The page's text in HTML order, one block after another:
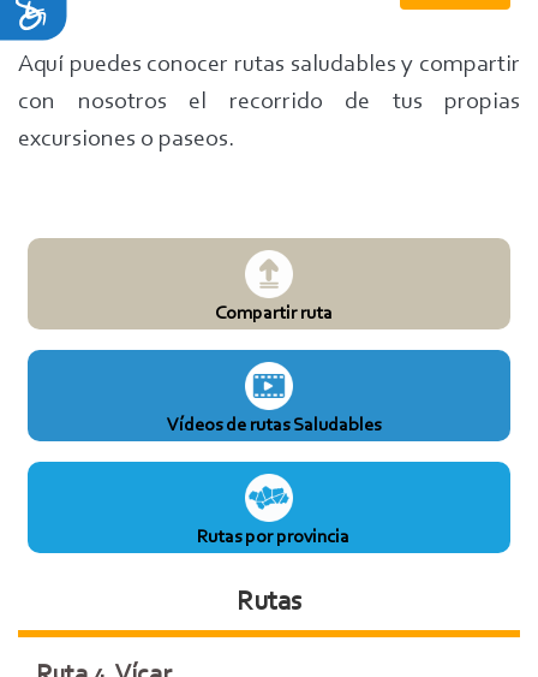
Aquí puedes conocer rutas saludables y compartir
con nosotros el recorrido de tus propias
excursiones o paseos.
Compartir ruta
Vídeos de rutas Saludables
Rutas por provincia
Rutas